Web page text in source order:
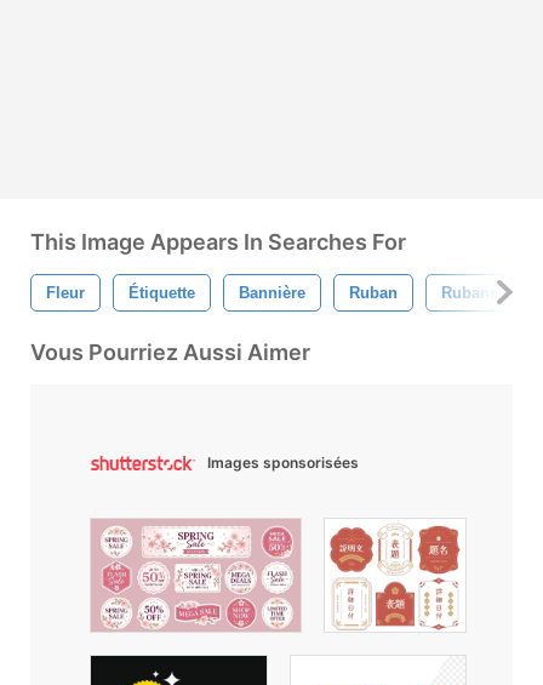
This Image Appears In Searches For
Fleur Étiquette Bannière Ruban Rubans
Vous Pourriez Aussi Aimer
Images sponsorisées